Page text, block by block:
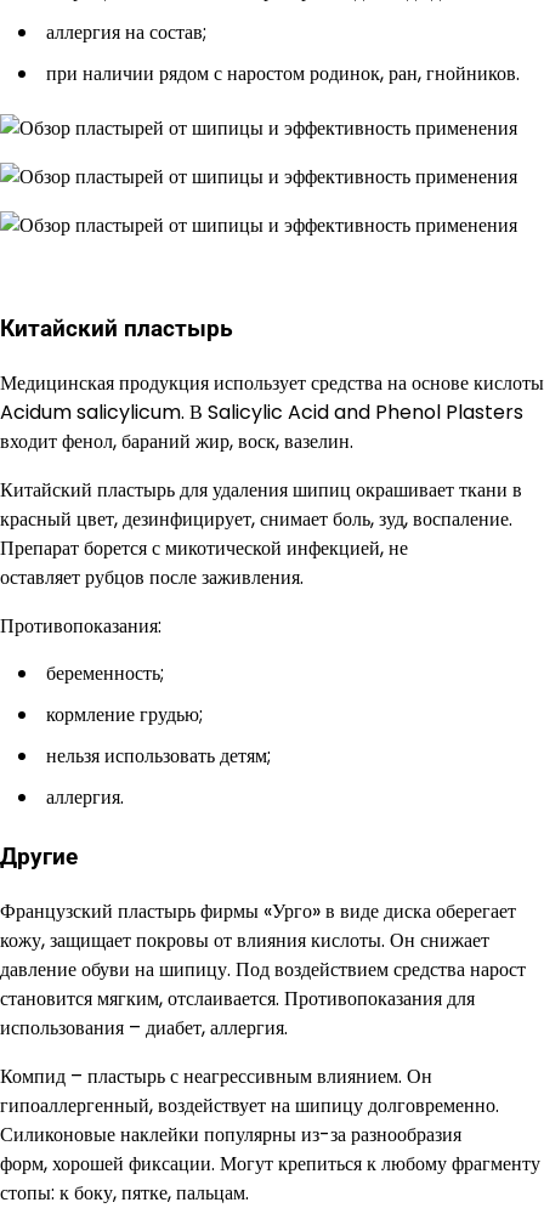
аллергия на состав;
при наличии рядом с наростом родинок, ран, гнойников.
Китайский пластырь
Медицинская продукция использует средства на основе кислоты
Acidum salicylicum. В Salicylic Acid and Phenol Plasters
входит фенол, бараний жир, воск, вазелин.
Китайский пластырь для удаления шипиц окрашивает ткани в
красный цвет, дезинфицирует, снимает боль, зуд, воспаление.
Препарат борется с микотической инфекцией, не
оставляет рубцов после заживления.
Противопоказания:
беременность;
кормление грудью;
нельзя использовать детям;
аллергия.
Другие
Французский пластырь фирмы «Урго» в виде диска оберегает
кожу, защищает покровы от влияния кислоты. Он снижает
давление обуви на шипицу. Под воздействием средства нарост
становится мягким, отслаивается. Противопоказания для
использования – диабет, аллергия.
Компид – пластырь с неагрессивным влиянием. Он
гипоаллергенный, воздействует на шипицу долговременно.
Силиконовые наклейки популярны из-за разнообразия
форм, хорошей фиксации. Могут крепиться к любому фрагменту
стопы: к боку, пятке, пальцам.